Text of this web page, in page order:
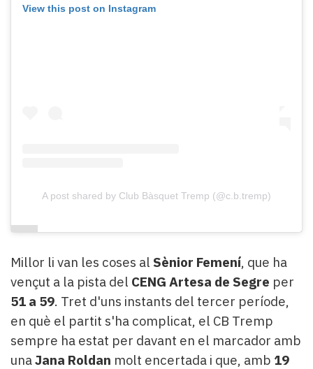
View this post on Instagram
A post shared by Club Bàsquet Tremp (@c.b.tremp)
Millor li van les coses al Sènior Femení, que ha
vençut a la pista del CENG Artesa de Segre per
51 a 59. Tret d'uns instants del tercer període,
en què el partit s'ha complicat, el CB Tremp
sempre ha estat per davant en el marcador amb
unaJana Roldan molt encertada i que, amb 19